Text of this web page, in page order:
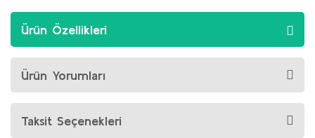
Ürün Özellikleri
Ürün Yorumları
Taksit Seçenekleri